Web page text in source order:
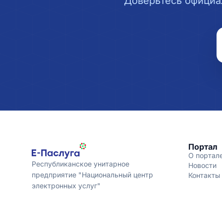
Республиканское унитарное
предприятие "Национальный центр
электронных услуг"
Портал
О
Новости
Контакты